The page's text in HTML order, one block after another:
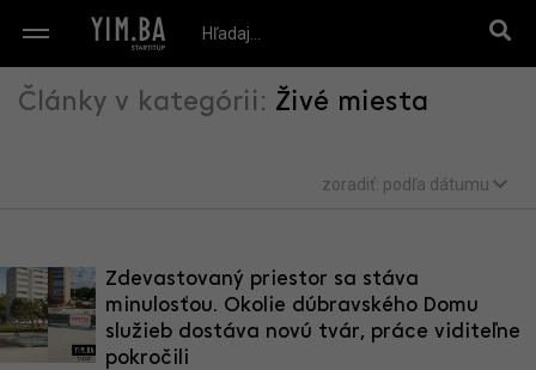
Články v kategórii: Živé miesta
zoradiť: podľa dátumu
Zdevastovaný priestor sa stáva
minulosťou. Okolie dúbravského Domu
služieb dostáva novú tvár, práce viditeľne
pokročili